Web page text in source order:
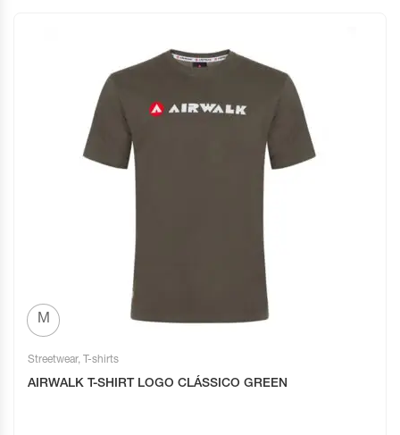
M
Streetwear, T-shirts
AIRWALK T-SHIRT LOGO CLÁSSICO GREEN